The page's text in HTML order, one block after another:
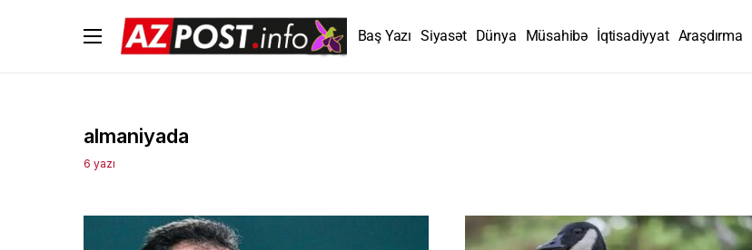
Baş Yazı Siyasət Dünya Müsahibə İqtisadiyyat Araşdırma
almaniyada
6 yazı